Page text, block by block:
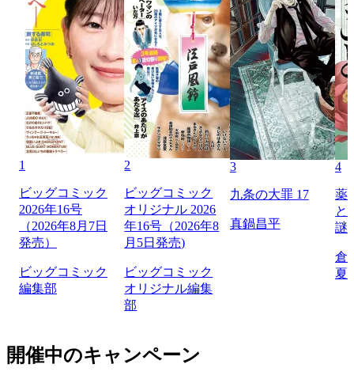
1
ビッグコミック
2026年16号
（2026年8月7日
発売）
ビッグコミック
編集部
2
ビッグコミック
オリジナル 2026
年16号（2026年8
月5日発売)
ビッグコミック
オリジナル編集
部
3
九条の大罪 17
真鍋昌平
4
薬
と
謎
倉
夏
開催中のキャンペーン